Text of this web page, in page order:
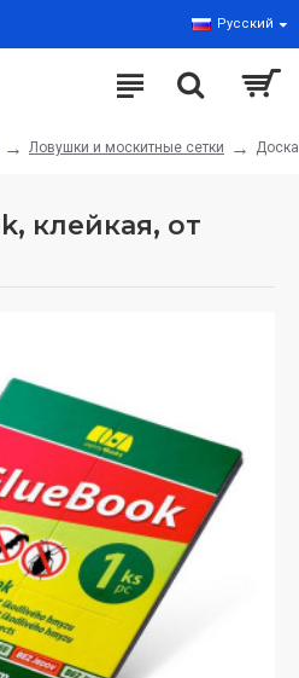
Русский
Ловушки и москитные сетки
клейкая, от